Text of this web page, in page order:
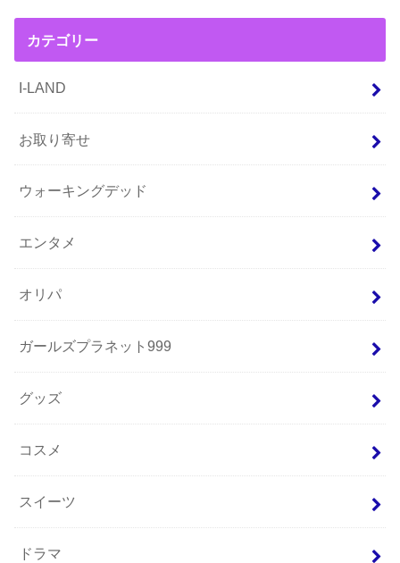
カテゴリー
I-LAND
お取り寄せ
ウォーキングデッド
エンタメ
オリパ
ガールズプラネット999
グッズ
コスメ
スイーツ
ドラマ